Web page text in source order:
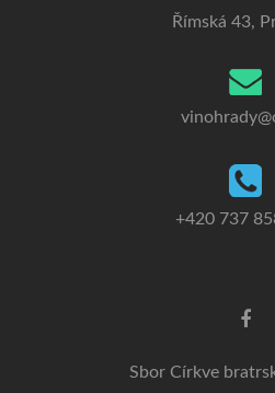
Římská 43,
+420 737
Sbor Církve